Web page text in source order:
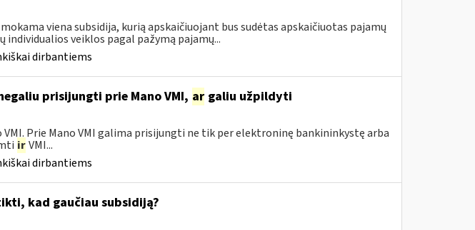
viena subsidija, kurią apskaičiuojant bus sudėtas apskaičiuotas pajamų
veiklos pagal pažymą pajamų...
dirbantiems
prisijungti prie Mano VMI, argaliu užpildyti
Prie Mano VMI galima prisijungti ne tik per elektroninę bankininkystę arba
ir VMI...
dirbantiems
kad gaučiau subsidiją?